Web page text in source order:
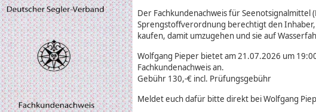
Der Fachkundenachweis für Seenotsignalmittel
Sprengstoffverordnung berechtigt den
kaufen, damit umzugehen und sie auf
Wolfgang Pieper bietet am 21.07.2026 um
Fachkundenachweis an.
Gebühr 130,-€ incl. Prüfungsgebühr
Meldet euch dafür bitte direkt bei Wolfgang